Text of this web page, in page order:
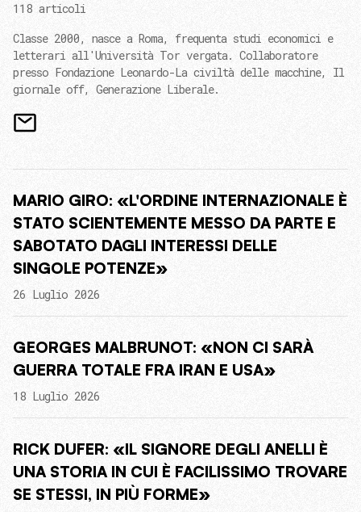
118 articoli
Classe 2000, nasce a Roma, frequenta studi economici e
letterari all'Università Tor vergata. Collaboratore
presso Fondazione Leonardo-La civiltà delle macchine, Il
giornale off, Generazione Liberale.
MARIO GIRO: «L'ORDINE INTERNAZIONALE È
STATO SCIENTEMENTE MESSO DA PARTE E
SABOTATO DAGLI INTERESSI DELLE
SINGOLE POTENZE»
26 Luglio 2026
GEORGES MALBRUNOT: «NON CI SARÀ
GUERRA TOTALE FRA IRAN E USA»
18 Luglio 2026
RICK DUFER: «IL SIGNORE DEGLI ANELLI È
UNA STORIA IN CUI È FACILISSIMO TROVARE
SE STESSI, IN PIÙ FORME»